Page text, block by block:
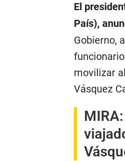
El
País),
Gobierno,
movilizar
Vásquez
MIRA: